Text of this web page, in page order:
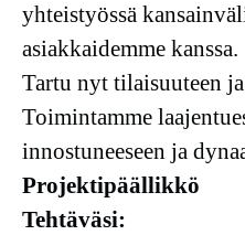
yhteistyössä
asiakkaidemme kanssa.
Tartu nyt tilaisuuteen
Toimintamme
innostuneeseen ja
Projektipäällikkö
Tehtäväsi: